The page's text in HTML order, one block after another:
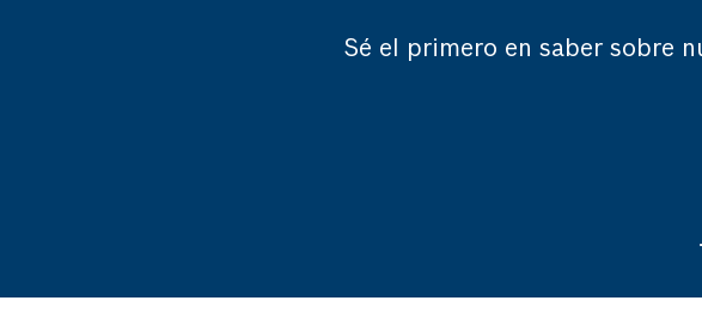
Sé el primero en saber sobre